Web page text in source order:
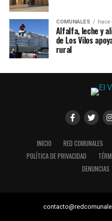
COMUNALES hace
Alfalfa, leche y
de Los Vilos
rural
INICIO RED COMUNALES
POLÍTICA DE PRIVACIDAD
DENUNCIAS